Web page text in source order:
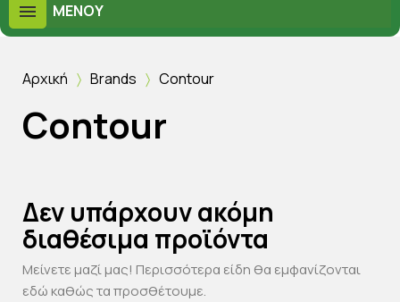
ΜΕΝΟΎ
Αρχική Brands Contour
Contour
Δεν υπάρχουν ακόμη
διαθέσιμα προϊόντα
Μείνετε μαζί μας! Περισσότερα είδη θα εμφανίζονται
εδώ καθώς τα προσθέτουμε.